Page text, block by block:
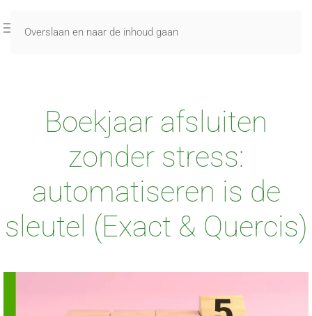
Overslaan en naar de inhoud gaan
Boekjaar afsluiten
zonder stress:
automatiseren is de
sleutel (Exact & Quercis)